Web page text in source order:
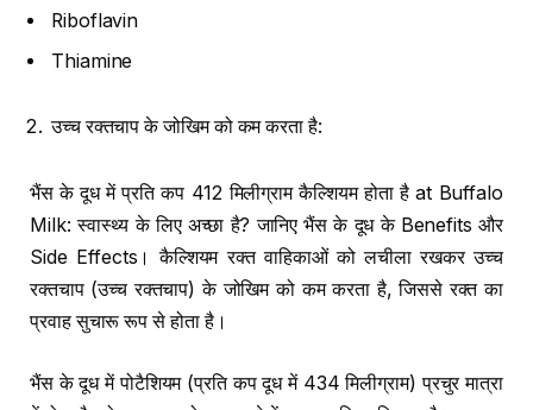
Riboflavin
Thiamine
उच्च रक्तचाप के जोखिम को कम करता है:
भैंस के दूध में प्रति कप 412 मिलीग्राम कैल्शियम होता है at Buffalo
Milk: स्वास्थ्य के लिए अच्छा है? जानिए भैंस के दूध के Benefits और
Side Effects। कैल्शियम रक्त वाहिकाओं को लचीला रखकर उच्च
रक्तचाप (उच्च रक्तचाप) के जोखिम को कम करता है, जिससे रक्त का
प्रवाह सुचारू रूप से होता है।
भैंस के दूध में पोटैशियम (प्रति कप दूध में 434 मिलीग्राम) प्रचुर मात्रा